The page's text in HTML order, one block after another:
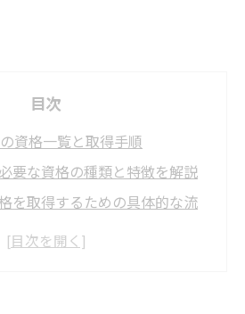
目次
資格一覧と取得手順
要な資格の種類と特徴を解説
を取得するための具体的な流